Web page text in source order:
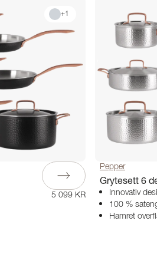
+1
5 099 KR
Pepper
Grytesett 6
Innovativ
100 %
Hamret